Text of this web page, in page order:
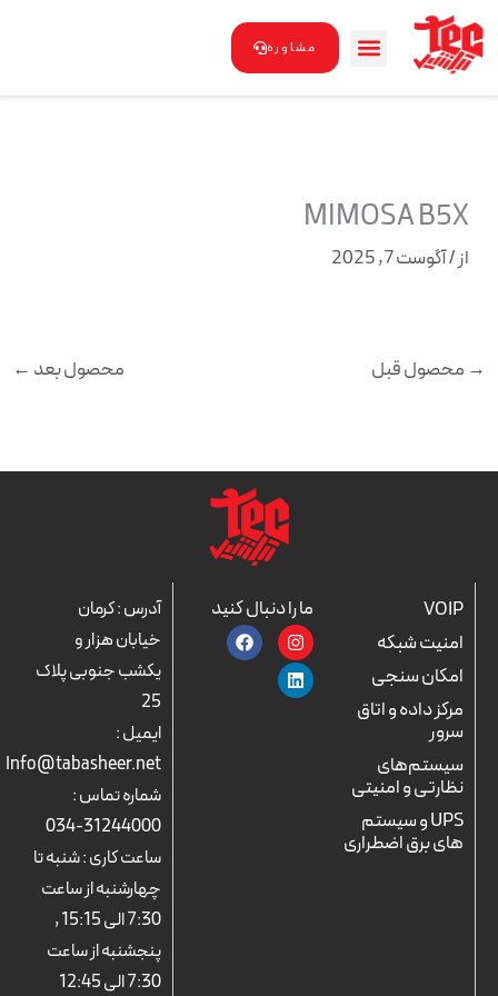
محتوا
مشاوره
MIMOSA B5X
از/آگوست 7, 2025
→ محصول قبل محصول بعد ←
VOIP
امنیت شبکه
امکان سنجی
مرکز داده و اتاق
سرور
سیستم‌های
نظارتی و امنیتی
UPS و سیستم
های برق اضطراری
ما را دنبال کنید
I
n
s
t
a
F
a
c
L
i
n
k
e
آدرس : کرمان
خیابان هزار و
یکشب جنوبی پلاک
25
ایمیل :
Info@tabasheer.net
شماره تماس :
31244000-034
ساعت کاری : شنبه تا
چهارشنبه از ساعت
7:30 الی 15:15 ,
پنجشنبه از ساعت
7:30 الی 12:45